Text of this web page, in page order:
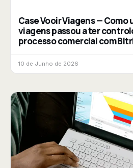
Case Vooir Viagens — Como
viagens passou a ter
processo comercial com
10 de Junho de 2026